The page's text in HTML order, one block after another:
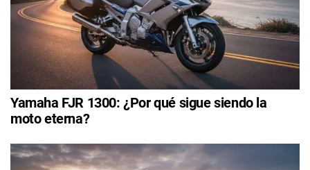
Yamaha FJR 1300: ¿Por qué sigue siendo la
moto eterna?